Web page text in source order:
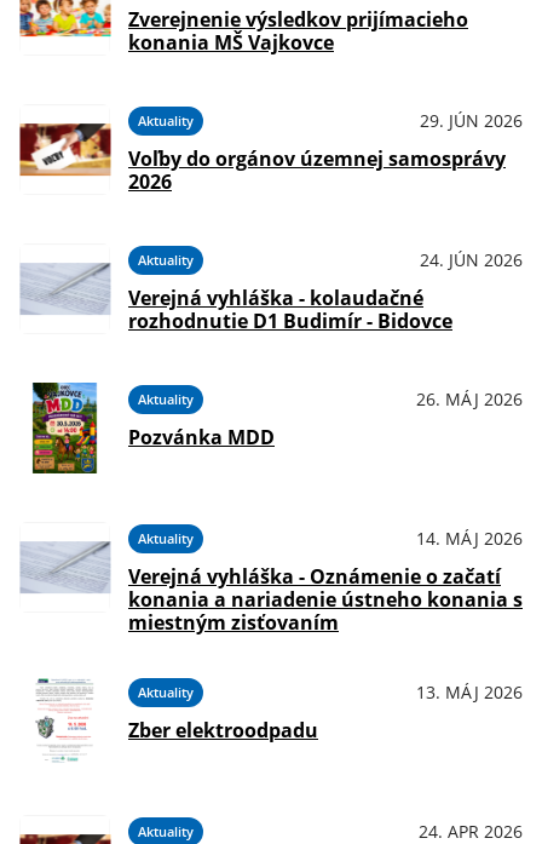
Zverejnenie výsledkov prijímacieho
konania MŠ Vajkovce
Aktuality 29. JÚN 2026
Voľby do orgánov územnej samosprávy
2026
Aktuality 24. JÚN 2026
Verejná vyhláška - kolaudačné
rozhodnutie D1 Budimír - Bidovce
Aktuality 26. MÁJ 2026
Pozvánka MDD
Aktuality 14. MÁJ 2026
Verejná vyhláška - Oznámenie o začatí
konania a nariadenie ústneho konania s
miestným zisťovaním
Aktuality 13. MÁJ 2026
Zber elektroodpadu
Aktuality 24. APR 2026